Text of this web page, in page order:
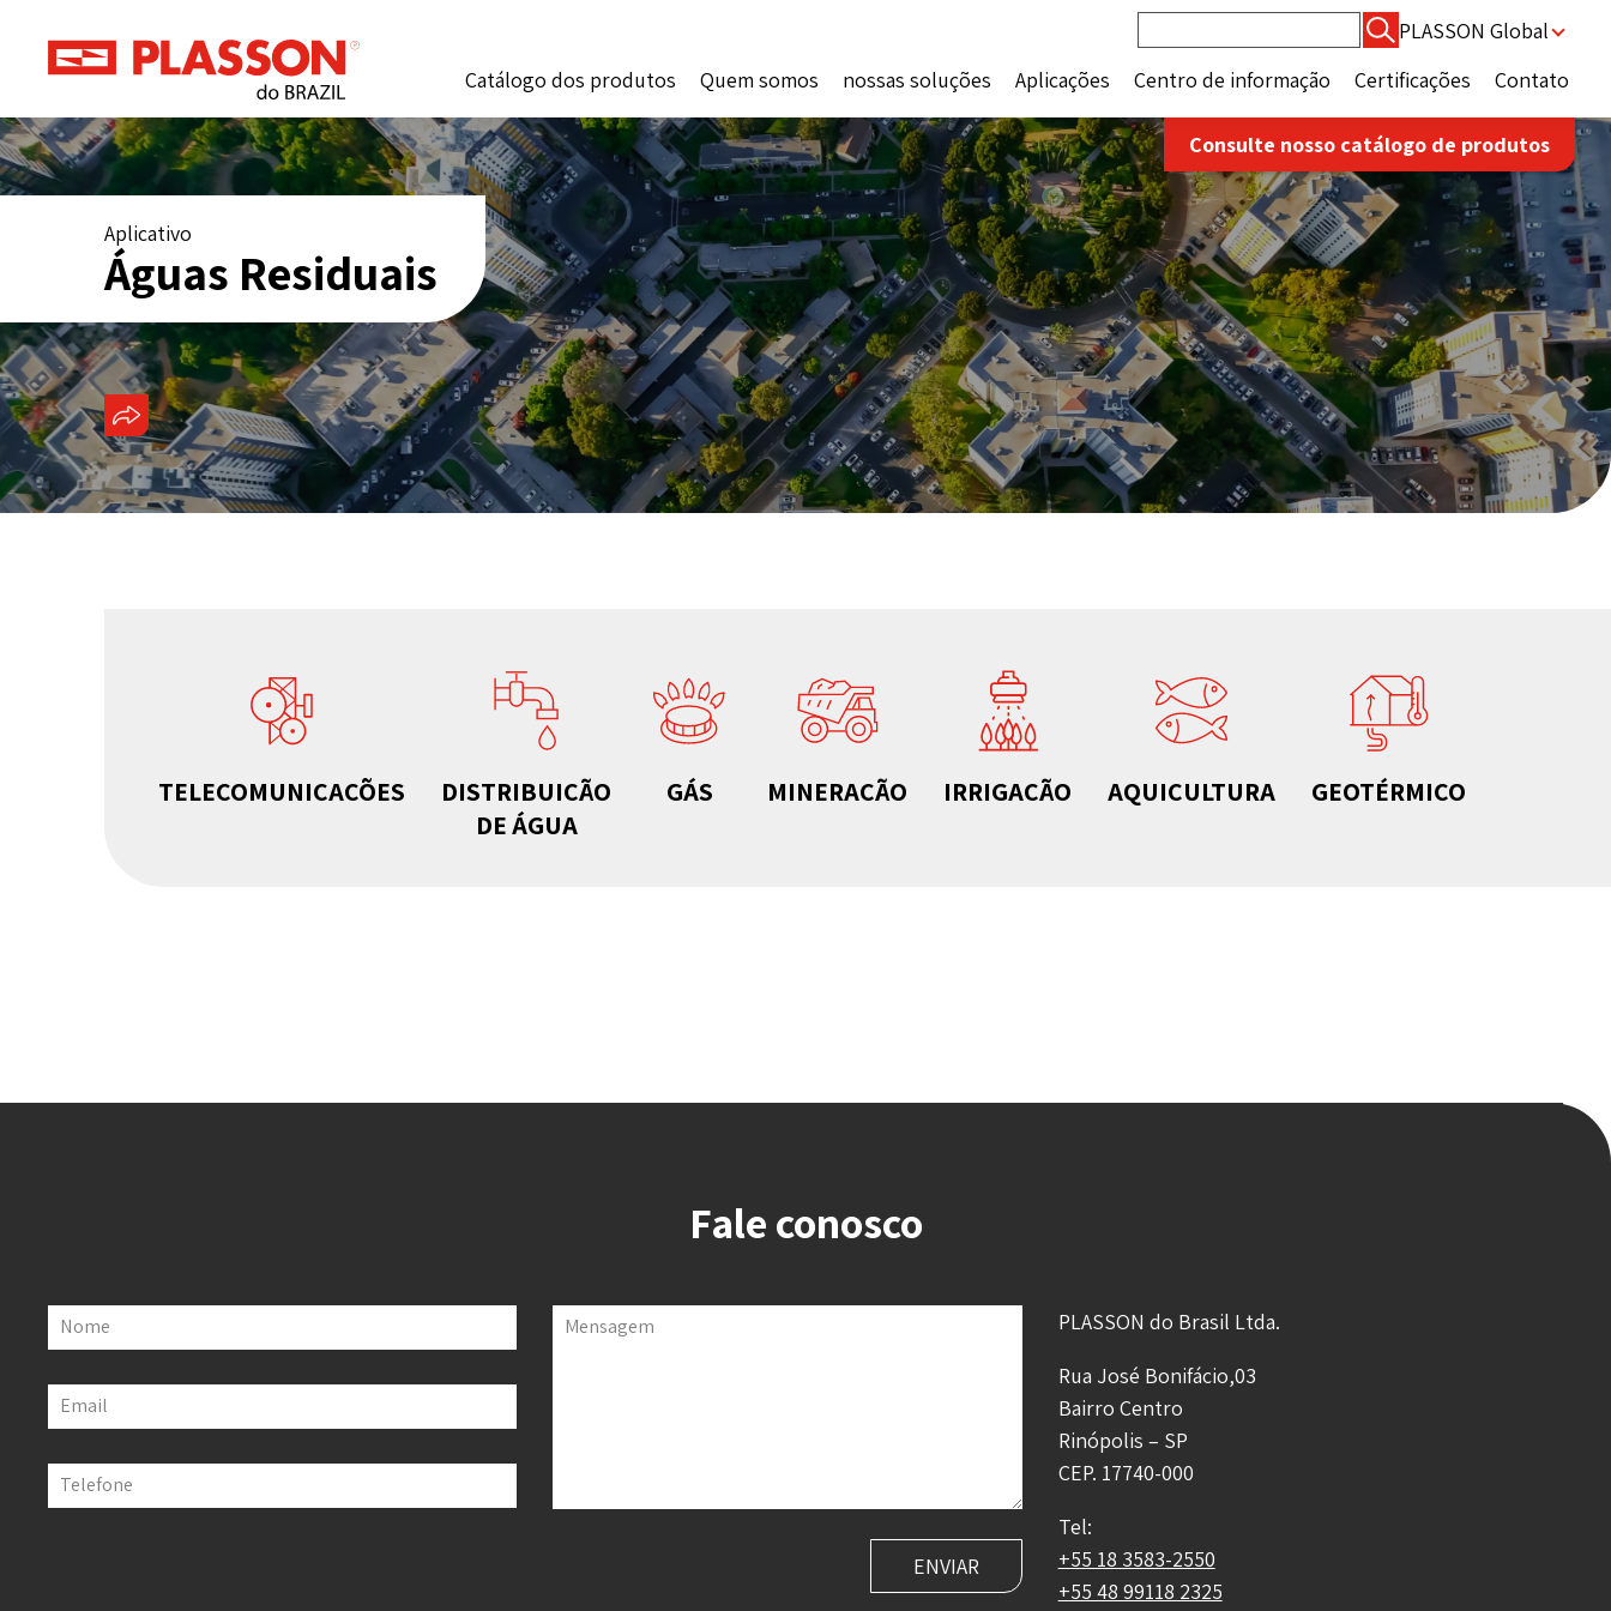
por:
PLASSON Global
Catálogo dos produtos
Quem somos nossas soluções Aplicações Centro de informação Certificações Contato
Consulte nosso catálogo de produtos
Aplicativo
Águas Residuais
COMPARTILHAR
TELECOMUNICAÇÕES
DISTRIBUIÇÃO
DE ÁGUA
GÁS MINERAÇÃO IRRIGAÇÃO AQUICULTURA GEOTÉRMICO
Fale conosco
Nome
Email
Telefone
Mensagem
PLASSON do Brasil Ltda.
Rua José Bonifácio,03
Bairro Centro
Rinópolis – SP
CEP. 17740-000
Tel:
+55 18 3583-2550
+55 48 99118 2325